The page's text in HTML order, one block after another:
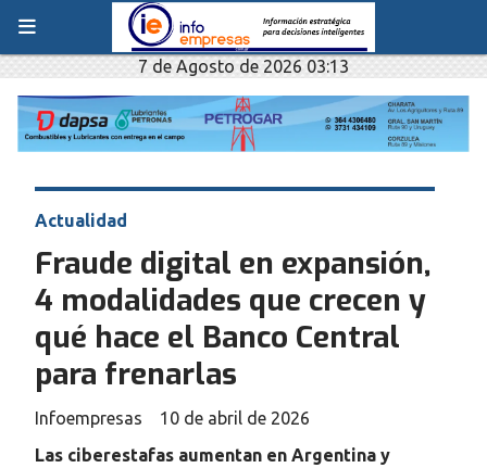
7 de Agosto de 2026 03:13
Fraude digital en expansión,
4 modalidades que crecen y
qué hace el Banco Central
para frenarlas
Las ciberestafas aumentan en Argentina y
Actualidad
10 de abril de 2026
Infoempresas